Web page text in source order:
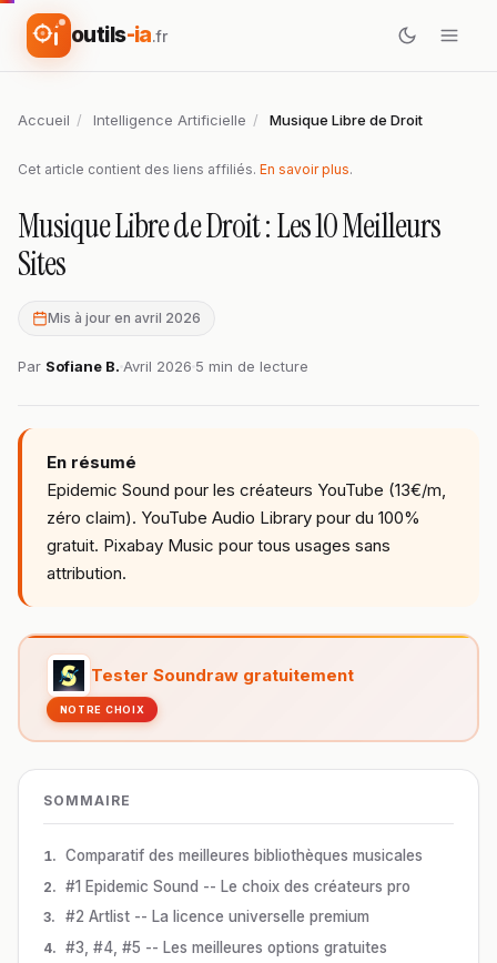
outils-ia.fr
Accueil / Intelligence Artificielle / Musique Libre de Droit
Cet article contient des liens affiliés. En savoir plus.
Musique Libre de Droit : Les 10 Meilleurs
Sites
Mis à jour en avril 2026
Par Sofiane B. Avril 2026 5 min de lecture
En résumé
Epidemic Sound pour les créateurs YouTube (13€/m,
zéro claim). YouTube Audio Library pour du 100%
gratuit. Pixabay Music pour tous usages sans
attribution.
Tester Soundraw gratuitement
NOTRE CHOIX
SOMMAIRE
Comparatif des meilleures bibliothèques musicales
#1 Epidemic Sound -- Le choix des créateurs pro
#2 Artlist -- La licence universelle premium
#3, #4, #5 -- Les meilleures options gratuites